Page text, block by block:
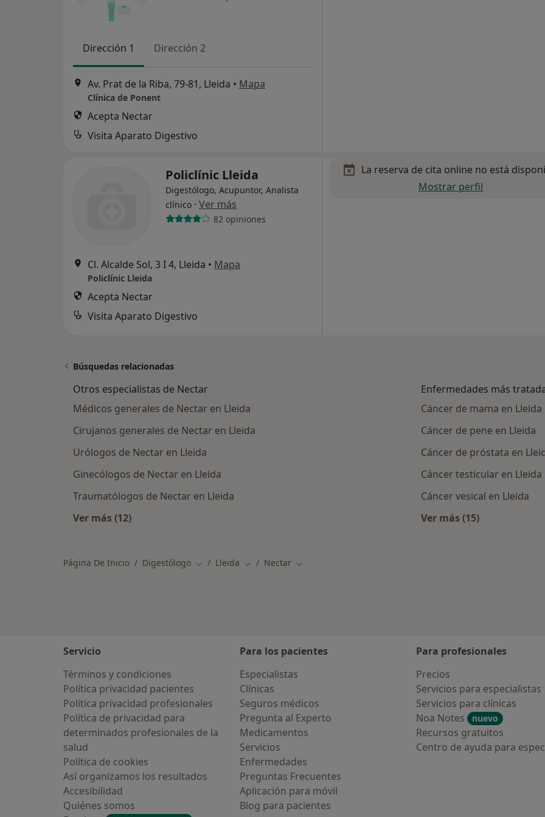
Dirección 1 Dirección 2
Av. Prat de la Riba, 79-81, Lleida • Mapa
Clínica de Ponent
Acepta Nectar
Visita Aparato Digestivo
Policlínic Lleida
Digestólogo, Acupuntor, Analista
clínico · Ver más
82 opiniones
Cl. Alcalde Sol, 3 I 4, Lleida • Mapa
Policlínic Lleida
Acepta Nectar
Visita Aparato Digestivo
La reserva de cita online no está
Mostrar perfil
Búsquedas relacionadas
Otros especialistas de Nectar
Médicos generales de Nectar en Lleida
Cirujanos generales de Nectar en Lleida
Urólogos de Nectar en Lleida
Ginecólogos de Nectar en Lleida
Traumatólogos de Nectar en Lleida
Ver más (12)
Enfermedades más
Cáncer de mama en Lleida
Cáncer de pene en Lleida
Cáncer de próstata en
Cáncer testicular en Lleida
Cáncer vesical en Lleida
Ver más (15)
Página De Inicio Digestólogo Cambiar de ciudad
Lleida Cambiar de ciudad
Nectar Cambiar de ciudad
Servicio
Términos y condiciones
Política privacidad pacientes
Política privacidad profesionales
Política de privacidad para
determinados profesionales de la
salud
Política de cookies
Así organizamos los resultados
Accesibilidad
Quiénes somos
Para los pacientes
Especialistas
Clínicas
Seguros médicos
Pregunta al Experto
Medicamentos
Servicios
Enfermedades
Preguntas Frecuentes
Aplicación para móvil
Blog para pacientes
Para profesionales
Precios
Servicios para especialistas
Servicios para clínicas
Noa Notes
nuevo
Recursos gratuitos
Centro de ayuda para